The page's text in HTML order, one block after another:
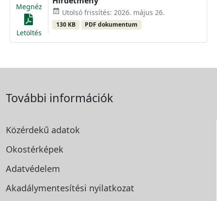
Megnéz
Letöltés
event_available Utolsó frissítés: 2026. május 26.
130 KB PDF dokumentum
További információk
Közérdekű adatok
Okostérképek
Adatvédelem
Akadálymentesítési nyilatkozat